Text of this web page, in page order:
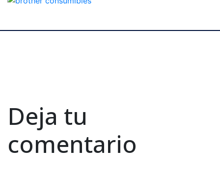
Deja tu
comentario